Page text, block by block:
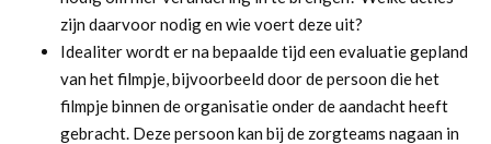
zijn daarvoor nodig en wie voert deze uit?
Idealiter wordt er na bepaalde tijd een evaluatie gepland
van het filmpje, bijvoorbeeld door de persoon die het
filmpje binnen de organisatie onder de aandacht heeft
gebracht. Deze persoon kan bij de zorgteams nagaan in